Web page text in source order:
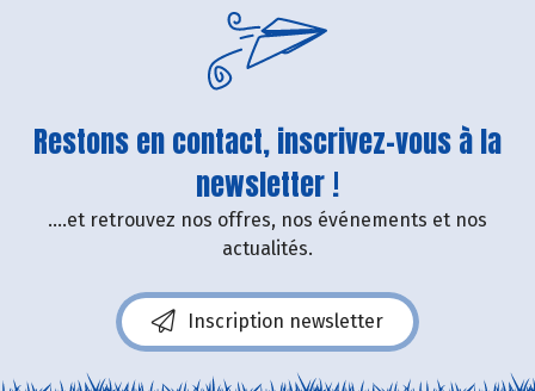
Restons en contact, inscrivez-vous à la
newsletter !
....et retrouvez nos offres, nos événements et nos
actualités.
Inscription newsletter